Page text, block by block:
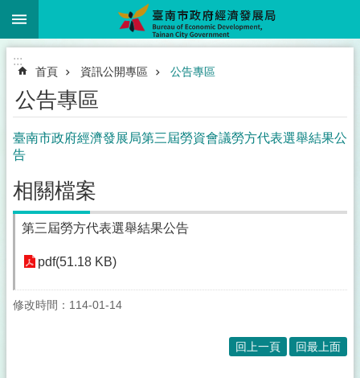
跳到主要內容區塊
:::
首頁 資訊公開專區 公告專區
公告專區
臺南市政府經濟發展局第三屆勞資會議勞方代表選舉結果公
告
相關檔案
第三屆勞方代表選舉結果公告
pdf(51.18 KB)
修改時間：114-01-14
回上一頁 回最上面